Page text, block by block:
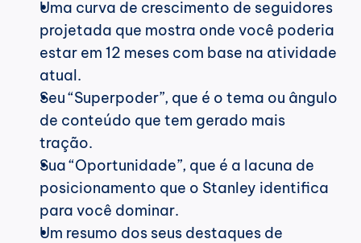
Uma curva de crescimento de seguidores
projetada que mostra onde você poderia
estar em 12 meses com base na atividade
atual.
Seu “Superpoder”, que é o tema ou ângulo
de conteúdo que tem gerado mais
tração.
Sua “Oportunidade”, que é a lacuna de
posicionamento que o Stanley identifica
para você dominar.
Um resumo dos seus destaques de